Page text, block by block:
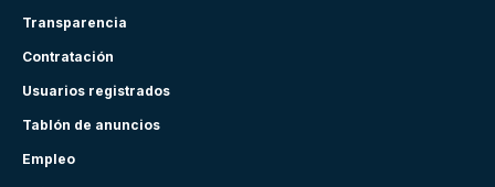
Transparencia
Contratación
Usuarios registrados
Tablón de anuncios
Empleo